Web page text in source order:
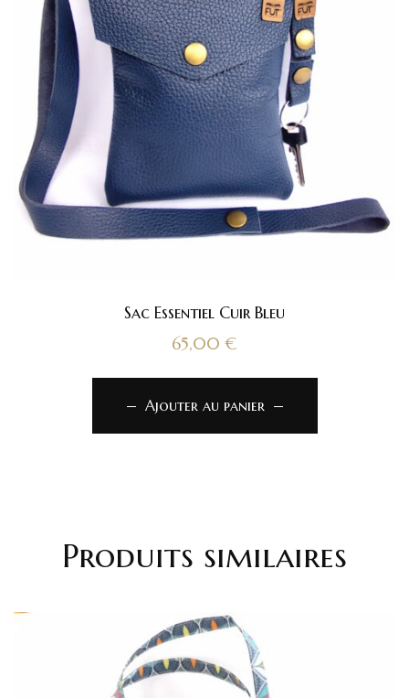
Sac Essentiel Cuir Bleu
65,00 €
Ajouter au panier
Produits similaires